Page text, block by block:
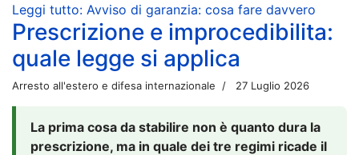
Leggi tutto: Avviso di garanzia: cosa fare davvero
Prescrizione e improcedibilita:
quale legge si applica
Arresto all'estero e difesa internazionale 27 Luglio 2026
La prima cosa da stabilire non è quanto dura la
prescrizione, ma in quale dei tre regimi ricade il